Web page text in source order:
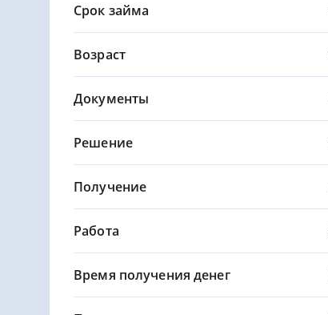
Срок займа
Возраст
Документы
Решение
Получение
Работа
Время получения денег